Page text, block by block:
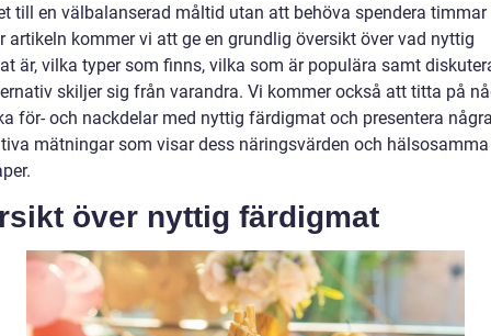
till en välbalanserad måltid utan att behöva spendera timmar
artikeln kommer vi att ge en grundlig översikt över vad nyttig
är, vilka typer som finns, vilka som är populära samt
skiljer sig från varandra. Vi kommer också att titta på
för- och nackdelar med nyttig färdigmat och presentera
mätningar som visar dess näringsvärden och hälsosamma
över nyttig färdigmat